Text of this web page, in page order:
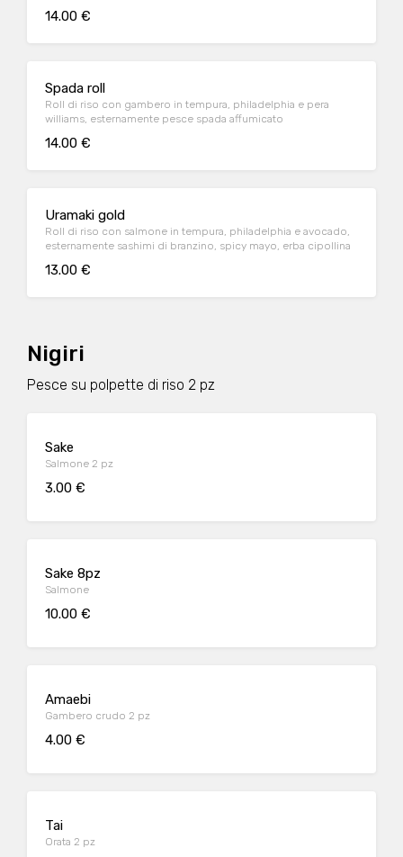
14.00 €
Spada roll
Roll di riso con gambero in tempura, philadelphia e pera
williams, esternamente pesce spada affumicato
14.00 €
Uramaki gold
Roll di riso con salmone in tempura, philadelphia e avocado,
esternamente sashimi di branzino, spicy mayo, erba cipollina
13.00 €
Nigiri
Pesce su polpette di riso 2 pz
Sake
Salmone 2 pz
3.00 €
Sake 8pz
Salmone
10.00 €
Amaebi
Gambero crudo 2 pz
4.00 €
Tai
Orata 2 pz